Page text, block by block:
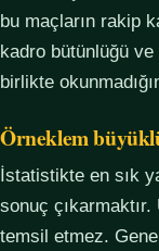
bu maçların rakip
kadro bütünlüğü ve
birlikte
Örneklem
İstatistikte en sık
sonuç
temsil etmez.